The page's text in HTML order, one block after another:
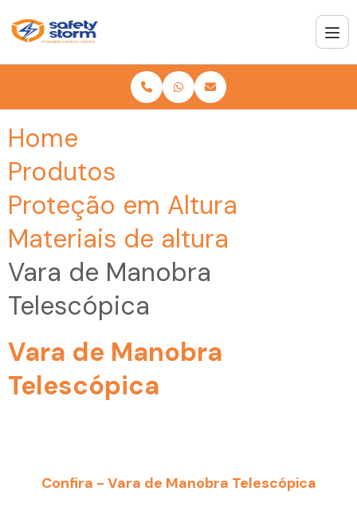
Home
Produtos
Proteção em Altura
Materiais de altura
Vara de Manobra
Telescópica
Vara de Manobra
Telescópica
Confira - Vara de Manobra Telescópica